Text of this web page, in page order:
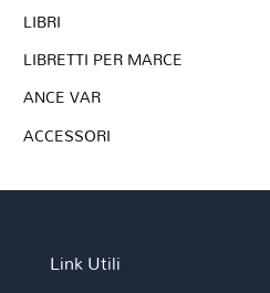
LIBRI
LIBRETTI PER MARCE
ANCE VAR
ACCESSORI
Link Utili